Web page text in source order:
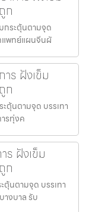
ก
กระตุ้นตามจุด
แพทย์แผนจีนผั
ร ฝังเข็ม
ก
ตุ้นตามจุด บรรเทา
รทุ่งค
ร ฝังเข็ม
ก
ตุ้นตามจุด บรรเทา
างบาล รับ